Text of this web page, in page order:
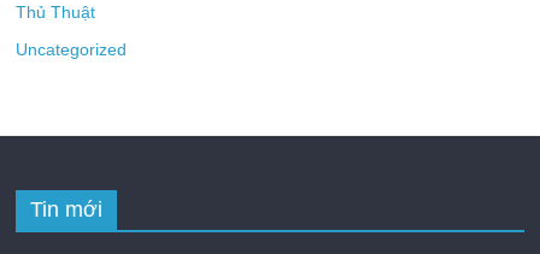
Thủ Thuật
Uncategorized
Tin mới